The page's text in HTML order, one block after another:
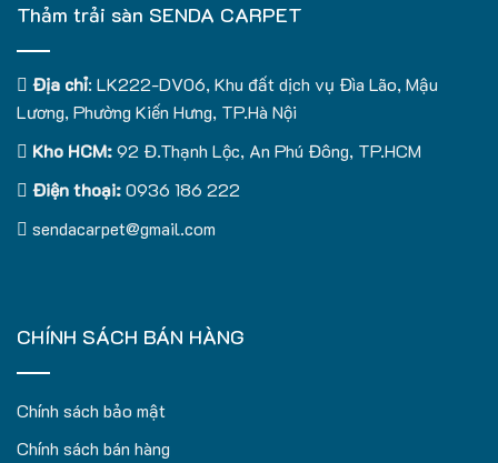
Thảm trải sàn SENDA CARPET
Địa chỉ: LK222-DV06, Khu đất dịch vụ Đìa Lão, Mậu
Lương, Phường Kiến Hưng, TP.Hà Nội
Kho HCM:92 Đ.Thạnh Lộc, An Phú Đông, TP.HCM
Điện thoại:0936 186 222
sendacarpet@gmail.com
CHÍNH SÁCH BÁN HÀNG
Chính sách bảo mật
Chính sách bán hàng